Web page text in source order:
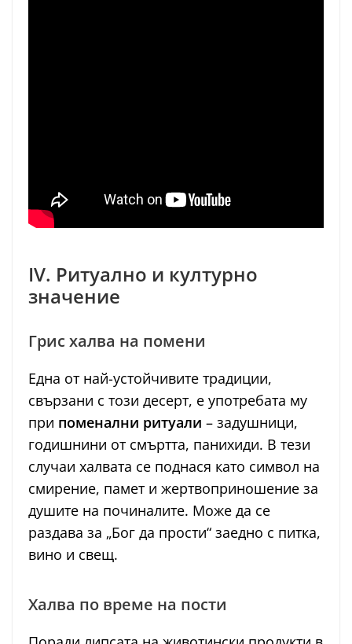
IV. Ритуално и културно
значение
Грис халва на помени
Една от най-устойчивите традиции,
свързани с този десерт, е употребата му
при поменални ритуали – задушници,
годишнини от смъртта, панихиди. В тези
случаи халвата се поднася като символ на
смирение, памет и жертвоприношение за
душите на починалите. Може да се
раздава за „Бог да прости“ заедно с питка,
вино и свещ.
Халва по време на пости